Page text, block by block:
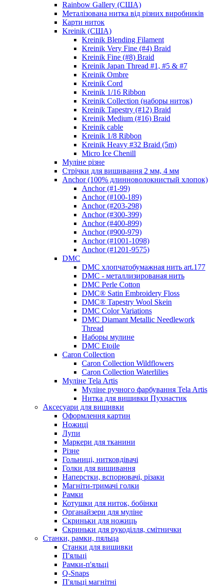
Rainbow Gallery (США)
Металізована нитка від різних виробників
Карти ниток
Kreinik (США)
Kreinik Blending Filament
Kreinik Very Fine (#4) Braid
Kreinik Fine (#8) Braid
Kreinik Japan Thread #1, #5 & #7
Kreinik Ombre
Kreinik Cord
Kreinik 1/16 Ribbon
Kreinik Collection (наборы ниток)
Kreinik Tapestry (#12) Braid
Kreinik Medium (#16) Braid
Kreinik cable
Kreinik 1/8 Ribbon
Kreinik Heavy #32 Braid (5m)
Micro Ice Chenill
Муліне різне
Стрічки для вишивання 2 мм, 4 мм
Anchor (100% длинноволокнистый хлопок)
Anchor (#1-99)
Anchor (#100-189)
Anchor (#203-298)
Anchor (#300-399)
Anchor (#400-899)
Anchor (#900-979)
Anchor (#1001-1098)
Anchor (#1201-9575)
DMC
DMC хлопчатобумажная нить art.177
DMC - металлизированая нить
DMC Perle Cotton
DMC® Satin Embroidery Floss
DMC® Tapestry Wool Skein
DMC Color Variations
DMC Diamant Metallic Needlework
Thread
Наборы мулине
DMC Etoile
Caron Collection
Caron Collection Wildflowers
Caron Collection Waterlilies
Муліне Tela Artis
Муліне ручного фарбування Tela Artis
Нитка для вишивки Пухнастик
Аксесуари для вишивки
Оформлення картин
Ножиці
Лупи
Маркери для тканини
Різне
Гольниці, нитковдівачі
Голки для вишивання
Наперстки, вспорювачі, різаки
Магніти-тримачі голки
Рамки
Котушки для ниток, бобінки
Органайзери для муліне
Скриньки для ножиць
Скриньки для рукоділля, смітнички
Станки, рамки, пяльца
Станки для вишивки
П'яльці
Рамки-п'яльці
Q-Snaps
П'яльці магнітні